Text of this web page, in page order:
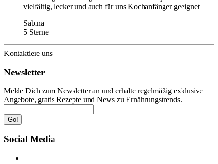
vielfältig, lecker und auch für uns Kochanfänger geeignet
Sabina
5 Sterne
Kontaktiere uns
Newsletter
Melde Dich zum Newsletter an und erhalte regelmäßig exklusive
Angebote, gratis Rezepte und News zu Ernährungstrends.
Go!
Social Media